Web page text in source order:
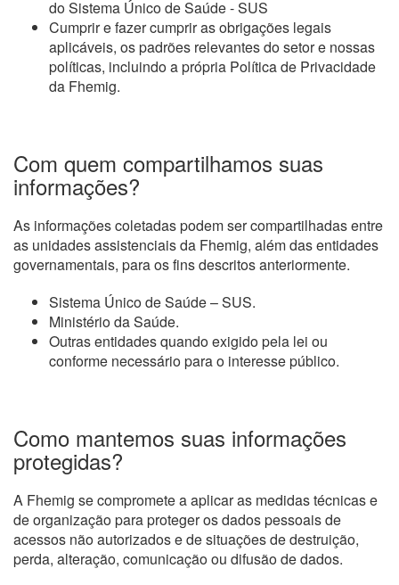
do Sistema Único de Saúde - SUS
Cumprir e fazer cumprir as obrigações legais
aplicáveis, os padrões relevantes do setor e nossas
políticas, incluindo a própria Política de Privacidade
da Fhemig.
Com quem compartilhamos suas
informações?
As informações coletadas podem ser compartilhadas entre
as unidades assistenciais da Fhemig, além das entidades
governamentais, para os fins descritos anteriormente.
Sistema Único de Saúde – SUS.
Ministério da Saúde.
Outras entidades quando exigido pela lei ou
conforme necessário para o interesse público.
Como mantemos suas informações
protegidas?
A Fhemig se compromete a aplicar as medidas técnicas e
de organização para proteger os dados pessoais de
acessos não autorizados e de situações de destruição,
perda, alteração, comunicação ou difusão de dados.